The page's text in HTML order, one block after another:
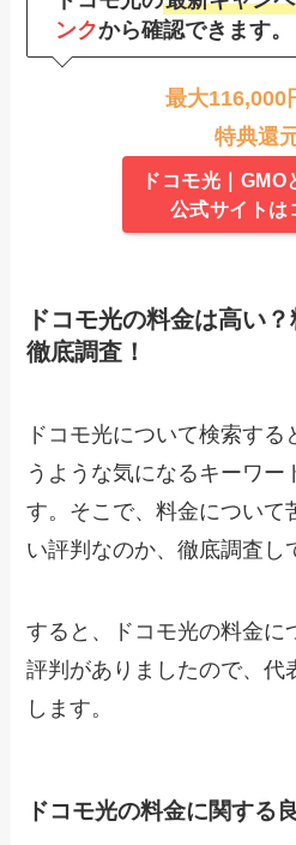
ンクから確認できます。
最大116,000
特典還
ドコモ光｜
公式サイトは
ドコモ光の料金は高い
徹底調査！
ドコモ光について検索する
うような気になるキーワー
す。そこで、料金について
い評判なのか、徹底調査し
すると、ドコモ光の料金に
評判がありましたので、代
します。
ドコモ光の料金に関する